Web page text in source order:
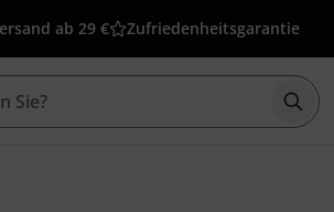
ab 29 € Zufriedenheitsgarantie